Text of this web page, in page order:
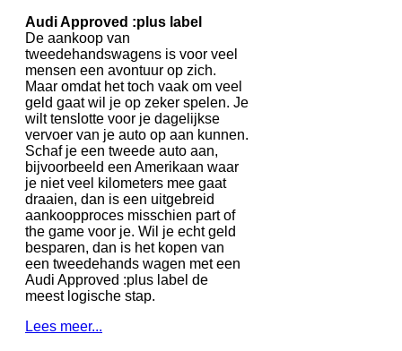
Audi Approved :plus label
De aankoop van
tweedehandswagens is voor veel
mensen een avontuur op zich.
Maar omdat het toch vaak om veel
geld gaat wil je op zeker spelen. Je
wilt tenslotte voor je dagelijkse
vervoer van je auto op aan kunnen.
Schaf je een tweede auto aan,
bijvoorbeeld een Amerikaan waar
je niet veel kilometers mee gaat
draaien, dan is een uitgebreid
aankoopproces misschien part of
the game voor je. Wil je echt geld
besparen, dan is het kopen van
een tweedehands wagen met een
Audi Approved :plus label de
meest logische stap.
Lees meer...